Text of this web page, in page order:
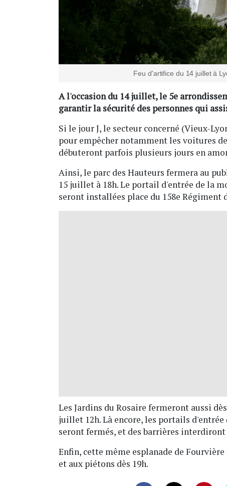
Feu d'artifice du 14 juillet à
A l'occasion du 14 juillet, le 5e
garantir la sécurité des personnes qui
Si le jour J, le secteur concerné (Vieux-
pour empêcher notamment les voitures
débuteront parfois plusieurs jours en
Ainsi, le parc des Hauteurs fermera au
15 juillet à 18h. Le portail d'entrée de la
seront installées place du 158e Régiment
Les Jardins du Rosaire fermeront aussi
juillet 12h. Là encore, les portails
seront fermés, et des barrières
Enfin, cette même esplanade de
et aux piétons dès 19h.